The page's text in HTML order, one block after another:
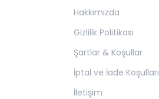
Hakkımızda
Gizlilik Politikası
Şartlar & Koşullar
İptal ve İade Koşulları
İletişim